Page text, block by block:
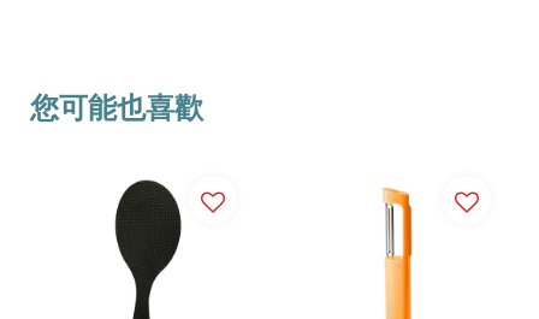
您可能也喜歡